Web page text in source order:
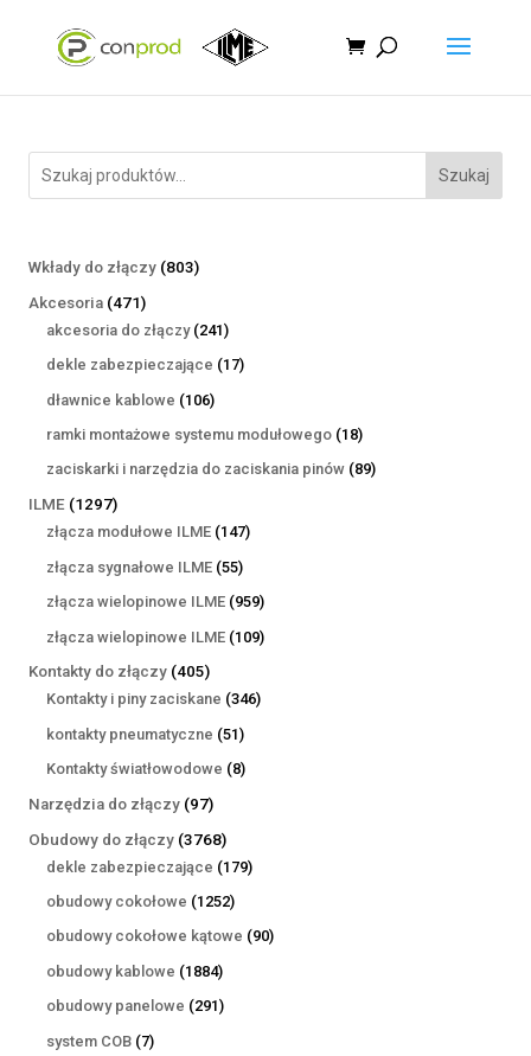
Szukaj
Wkłady do złączy 803803
Akcesoria 471471
produktów
akcesoria do złączy 241241
produktów
dekle zabezpieczające 1717
dławnice kablowe 106106
produktów
ramki montażowe systemu modułowego 1818
produktów
zaciskarki i narzędzia do zaciskania pinów 8989
ILME 12971297
produktów
złącza modułowe ILME 147147
złącza sygnałowe ILME 5555
produktów
złącza wielopinowe ILME 959959
produktów
złącza wielopinowe ILME 109109
Kontakty do złączy 405405
produktów
Kontakty i piny zaciskane 346346
kontakty pneumatyczne 5151
produktów
Kontakty światłowodowe 88
Narzędzia do złączy 9797
produktów
Obudowy do złączy 37683768
produktów
dekle zabezpieczające 179179
obudowy cokołowe 12521252
produkty
obudowy cokołowe kątowe 9090
obudowy kablowe 18841884
produkty
obudowy panelowe 291291
system COB 77